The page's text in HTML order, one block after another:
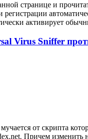
странице и
активирует
Virus Sniffer
от скрипта
Причем